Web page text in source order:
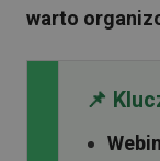
warto
📌